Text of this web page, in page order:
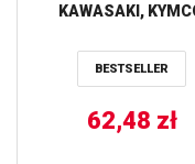
KAWASAKI,
YAMAHA ALL
BESTSELLER
62,48 zł